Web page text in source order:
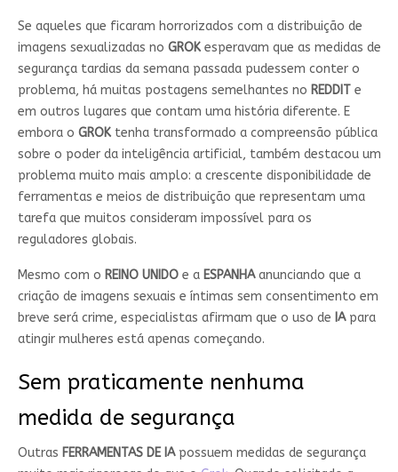
Se aqueles que ficaram horrorizados com a distribuição de
imagens sexualizadas no GROKesperavam que as medidas de
segurança tardias da semana passada pudessem conter o
problema, há muitas postagens semelhantes no REDDITe
em outros lugares que contam uma história diferente. E
embora o GROKtenha transformado a compreensão pública
sobre o poder da inteligência artificial, também destacou um
problema muito mais amplo: a crescente disponibilidade de
ferramentas e meios de distribuição que representam uma
tarefa que muitos consideram impossível para os
reguladores globais.
Mesmo com o REINO UNIDOe a ESPANHAanunciando que a
criação de imagens sexuais e íntimas sem consentimento em
breve será crime, especialistas afirmam que o uso de IApara
atingir mulheres está apenas começando.
Sem praticamente nenhuma
medida de segurança
Outras FERRAMENTAS DE IApossuem medidas de segurança